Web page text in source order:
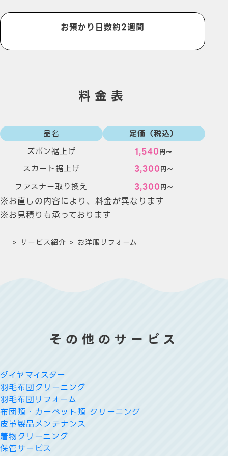
お預かり日数約2週間
料金表
品名
定価（税込）
ズボン裾上げ
1,540円～
スカート裾上げ 3,300円～
ファスナー取り換え 3,300円～
※お直しの内容により、料金が異なります
※お見積りも承っております
> サービス紹介 > お洋服リフォーム
その他のサービス
ダイヤマイスター
羽毛布団クリーニング
羽毛布団リフォーム
布団類・カーペット類 クリーニング
皮革製品メンテナンス
着物クリーニング
保管サービス